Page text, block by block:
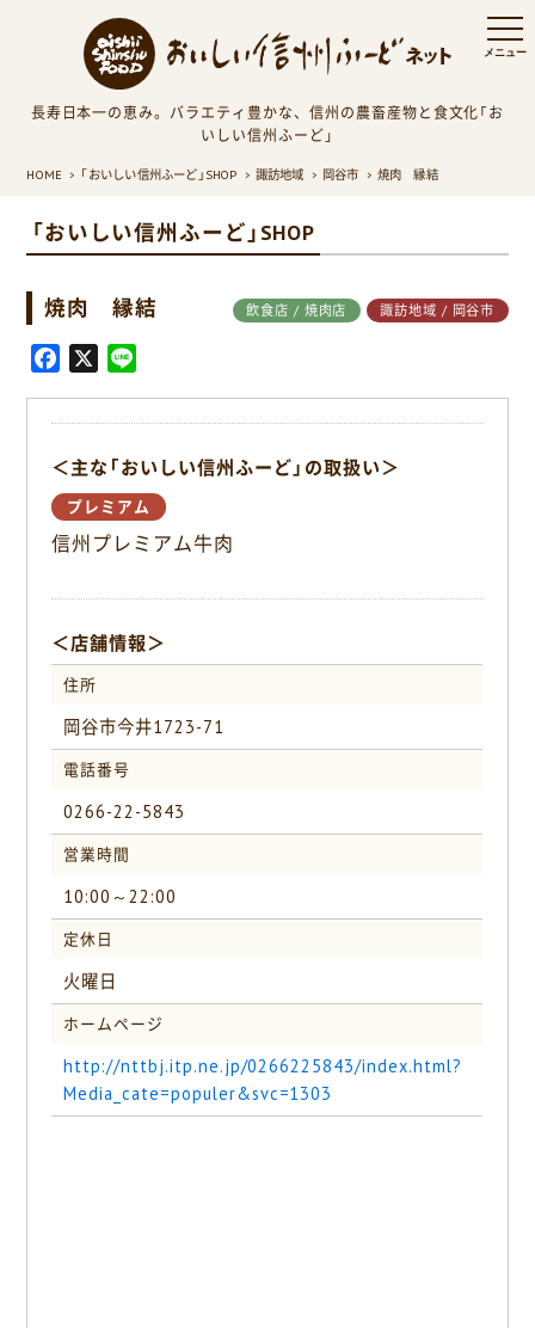
長寿日本一の恵み。バラエティ豊かな、信州の農畜産物と食文化「お
いしい信州ふーど」
HOME 「おいしい信州ふーど」SHOP 諏訪地域 岡谷市 焼肉 縁結
「おいしい信州ふーど」SHOP
焼肉 縁結 飲食店 / 焼肉店 諏訪地域 / 岡谷市
b
o
o
k
X
＜主な「おいしい信州ふーど」の取扱い＞
プレミアム
信州プレミアム牛肉
＜店舗情報＞
住所
岡谷市今井1723-71
電話番号
0266-22-5843
営業時間
10:00～22:00
定休日
火曜日
ホームページ
http://nttbj.itp.ne.jp/0266225843/index.html?
Media_cate=populer&svc=1303